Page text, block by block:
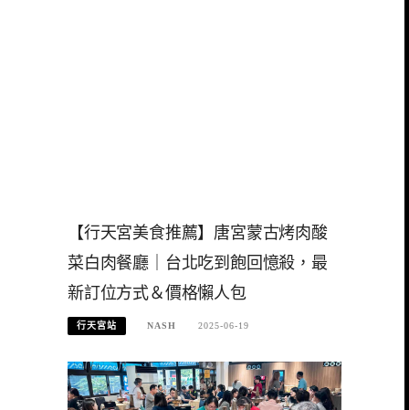
【行天宮美食推薦】唐宮蒙古烤肉酸
菜白肉餐廳｜台北吃到飽回憶殺，最
新訂位方式＆價格懶人包
行天宮站 NASH 2025-06-19